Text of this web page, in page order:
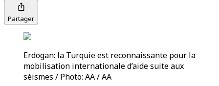
Partager
Erdogan: la Turquie est reconnaissante pour la
mobilisation internationale d’aide suite aux
séismes / Photo: AA / AA